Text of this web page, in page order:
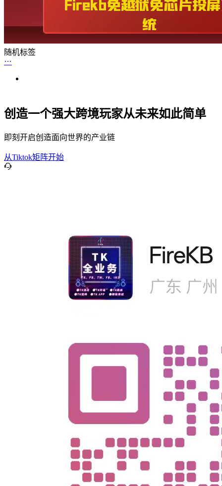
随机标签
创造一个强大跨境玩家从未来如此简单
即刻开启创造面向世界的产业链
从Tiktok矩阵开始